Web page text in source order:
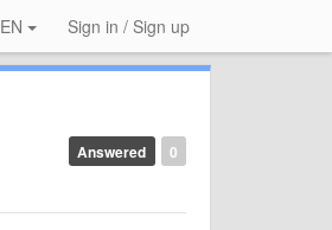
EN Sign in / Sign up
0
Answered